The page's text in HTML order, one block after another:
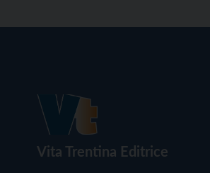
Vita Trentina Editrice